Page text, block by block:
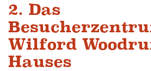
2. Das
Wilford
Hauses